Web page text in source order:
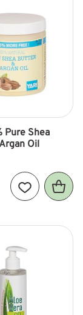
Pure Shea
Oil
Lägg till i